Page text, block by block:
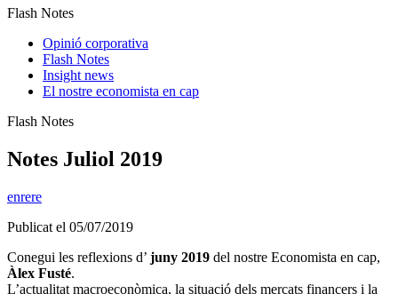
Flash Notes
Opinió corporativa
Flash Notes
Insight news
El nostre economista en cap
Flash Notes
Notes Juliol 2019
enrere
Publicat el 05/07/2019
Conegui les reflexions d’ juny 2019 del nostre Economista en cap,
Àlex Fusté.
L’actualitat macroeconòmica, la situació dels mercats financers i la